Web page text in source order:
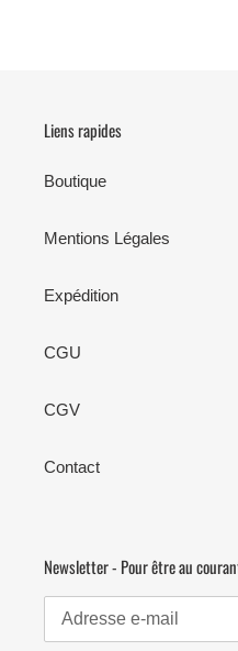
Liens rapides
Boutique
Mentions Légales
Expédition
CGU
CGV
Contact
Newsletter - Pour être au